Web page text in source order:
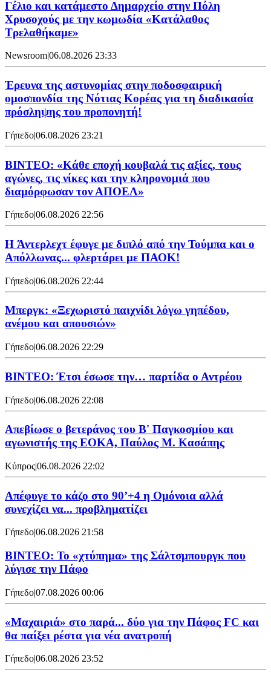
Γέλιο και κατάμεστο Δημαρχείο στην Πόλη
Χρυσοχούς με την κωμωδία «Κατάλαθος
Τρελαθήκαμε»
Newsroom|06.08.2026 23:33
Έρευνα της αστυνομίας στην ποδοσφαιρική
ομοσπονδία της Νότιας Κορέας για τη διαδικασία
πρόσληψης του προπονητή!
Γήπεδο|06.08.2026 23:21
ΒΙΝΤΕΟ: «Κάθε εποχή κουβαλά τις αξίες, τους
αγώνες, τις νίκες και την κληρονομιά που
διαμόρφωσαν τον ΑΠΟΕΛ»
Γήπεδο|06.08.2026 22:56
H Άντερλεχτ έφυγε με διπλό από την Τούμπα και ο
Απόλλωνας... φλερτάρει με ΠΑΟΚ!
Γήπεδο|06.08.2026 22:44
Μπεργκ: «Ξεχωριστό παιχνίδι λόγω γηπέδου,
ανέμου και απουσιών»
Γήπεδο|06.08.2026 22:29
ΒΙΝΤΕΟ: Έτσι έσωσε την… παρτίδα ο Αντρέου
Γήπεδο|06.08.2026 22:08
Απεβίωσε ο βετεράνος του Β' Παγκοσμίου και
αγωνιστής της ΕΟΚΑ, Παύλος Μ. Κασάπης
Κύπρος|06.08.2026 22:02
Απέφυγε το κάζο στο 90’+4 η Ομόνοια αλλά
συνεχίζει να... προβληματίζει
Γήπεδο|06.08.2026 21:58
ΒΙΝΤΕΟ: Το «χτύπημα» της Σάλτσμπουργκ που
λύγισε την Πάφο
Γήπεδο|07.08.2026 00:06
«Μαχαιριά» στο παρά... δύο για την Πάφος FC και
θα παίξει ρέστα για νέα ανατροπή
Γήπεδο|06.08.2026 23:52